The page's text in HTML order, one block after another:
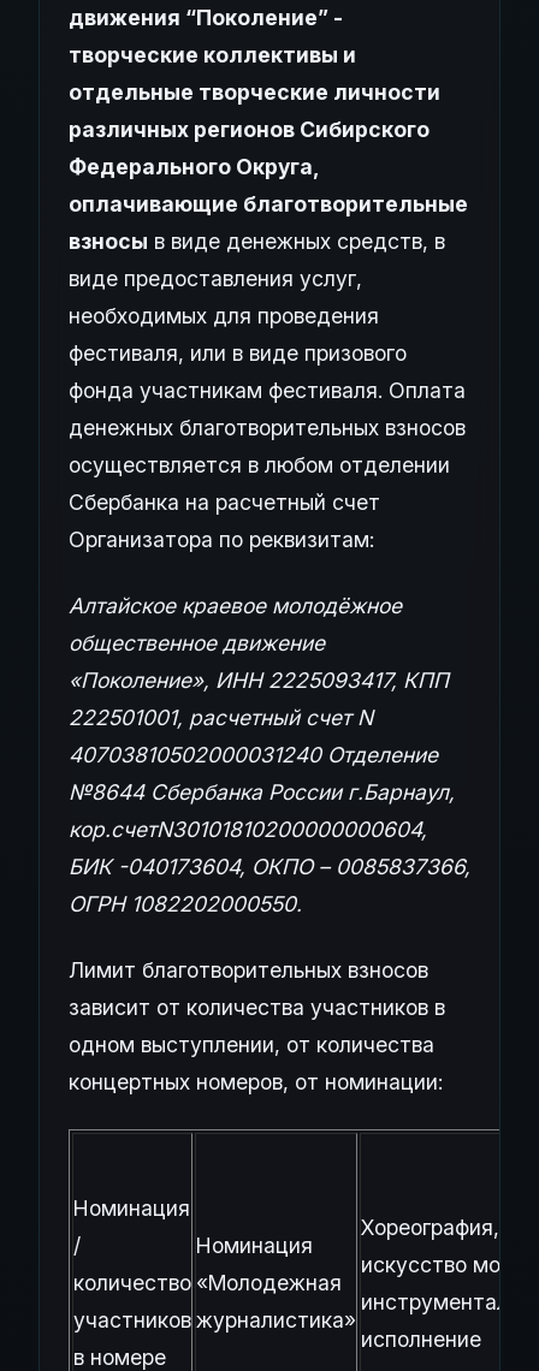
движения “Поколение” -
творческие коллективы и
отдельные творческие личности
различных регионов Сибирского
Федерального Округа,
оплачивающие благотворительные
взносы в виде денежных средств, в
виде предоставления услуг,
необходимых для проведения
фестиваля, или в виде призового
фонда участникам фестиваля. Оплата
денежных благотворительных взносов
осуществляется в любом отделении
Сбербанка на расчетный счет
Организатора по реквизитам:
Алтайское краевое молодёжное
общественное движение
«Поколение», ИНН 2225093417, КПП
222501001, расчетный счет N
40703810502000031240 Отделение
№8644 Сбербанка России г.Барнаул,
кор.счетN30101810200000000604,
БИК -040173604, ОКПО – 0085837366,
ОГРН 1082202000550.
Лимит благотворительных взносов
зависит от количества участников в
одном выступлении, от количества
концертных номеров, от номинации:
Номинация
/
количество
участников
в номере
Номинация
«Молодежная
журналистика»
Хореография,
искусство моды,
исполнение